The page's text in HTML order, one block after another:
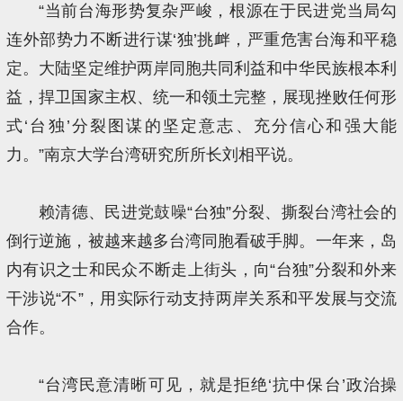
“当前台海形势复杂严峻，根源在于民进党当局勾
连外部势力不断进行谋‘独’挑衅，严重危害台海和平稳
定。大陆坚定维护两岸同胞共同利益和中华民族根本利
益，捍卫国家主权、统一和领土完整，展现挫败任何形
式‘台独’分裂图谋的坚定意志、充分信心和强大能
力。”南京大学台湾研究所所长刘相平说。
赖清德、民进党鼓噪“台独”分裂、撕裂台湾社会的
倒行逆施，被越来越多台湾同胞看破手脚。一年来，岛
内有识之士和民众不断走上街头，向“台独”分裂和外来
干涉说“不”，用实际行动支持两岸关系和平发展与交流
合作。
“台湾民意清晰可见，就是拒绝‘抗中保台’政治操